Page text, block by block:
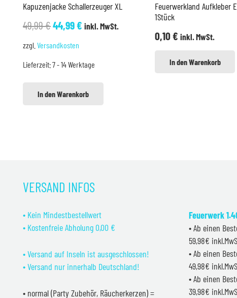
Kapuzenjacke Schallerzeuger XL
49,99€Ursprünglicher
Preis
49,99 €
44,99€Aktueller
44,99 €.
inkl. MwSt.
zzgl. Versandkosten
Lieferzeit:7 - 14 Werktage
In den Warenkorb
Feuerwerkland Aufkleber
1Stück
0,10€ inkl. MwSt.
In den Warenkorb
VERSAND INFOS
• Kein Mindestbestellwert
• Kostenfreie Abholung 0,00 €
• Versand auf Inseln ist ausgeschlossen!
• Versand nur innerhalb Deutschland!
• normal (Party Zubehör, Räucherkerzen) =
Feuerwerk
• Ab einen
59,98€
• Ab einen
49,98€
• Ab einen
39,98€